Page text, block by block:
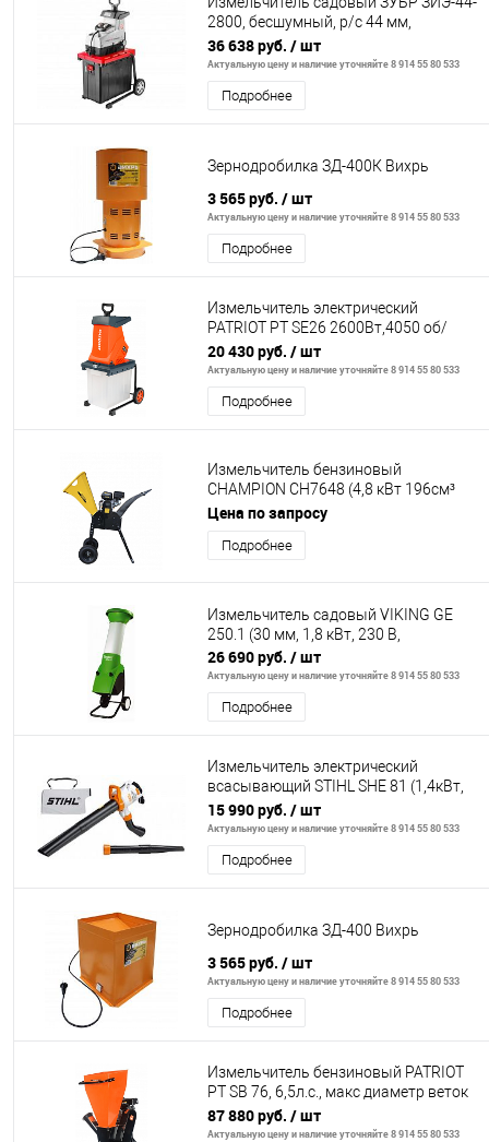
2800, бесшумный, р/с 44 мм,
контейнер 60 л, 2800 Вт
36 638 руб. / шт
Актуальную цену и наличие уточняйте 8 914 55 80 533
Подробнее
Зернодробилка ЗД-400К Вихрь
3 565 руб. / шт
Актуальную цену и наличие уточняйте 8 914 55 80 533
Подробнее
Измельчитель электрический
PATRIOT PT SE26 2600Вт,4050 об/
мин, max diam 40 мм; пластик бак 50л
20 430 руб. / шт
Актуальную цену и наличие уточняйте 8 914 55 80 533
Подробнее
Измельчитель бензиновый
CHAMPION CH7648 (4,8 кВт 196см³
76мм 95кг колеса)
Цена по запросу
Подробнее
Измельчитель садовый VIKING GE
250.1 (30 мм, 1,8 кВт, 230 В,
26 690 руб. / шт
Актуальную цену и наличие уточняйте 8 914 55 80 533
Подробнее
Измельчитель электрический
всасывающий STIHL SHE 81 (1,4кВт,
650м3/ч)
15 990 руб. / шт
Актуальную цену и наличие уточняйте 8 914 55 80 533
Подробнее
Зернодробилка ЗД-400 Вихрь
3 565 руб. / шт
Актуальную цену и наличие уточняйте 8 914 55 80 533
Подробнее
Измельчитель бензиновый PATRIOT
PT SB 76, 6,5л.с., макс диаметр веток
76мм
87 880 руб. / шт
Актуальную цену и наличие уточняйте 8 914 55 80 533